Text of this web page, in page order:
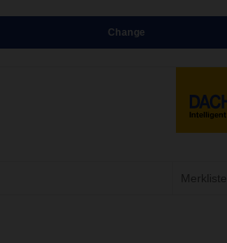
Change
Merkliste